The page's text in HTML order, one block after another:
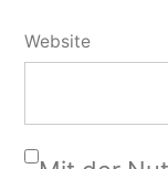
Website